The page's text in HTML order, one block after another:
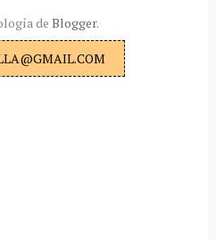
de Blogger.